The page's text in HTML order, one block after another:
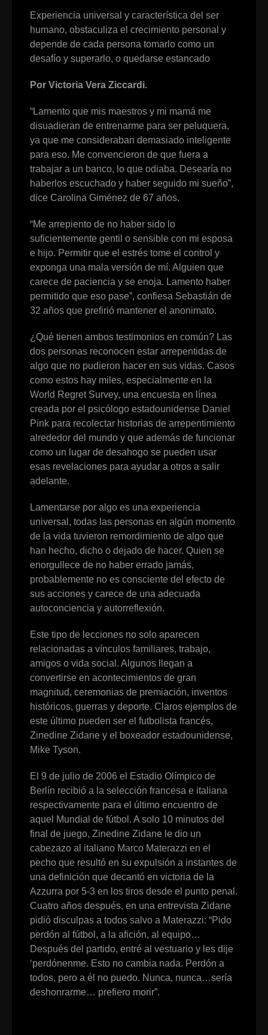
Experiencia universal y característica del ser
humano, obstaculiza el crecimiento personal y
depende de cada persona tomarlo como un
desafío y superarlo, o quedarse estancado
Por Victoria Vera Ziccardi.
“Lamento que mis maestros y mi mamá me
disuadieran de entrenarme para ser peluquera,
ya que me consideraban demasiado inteligente
para eso. Me convencieron de que fuera a
trabajar a un banco, lo que odiaba. Desearía no
haberlos escuchado y haber seguido mi sueño”,
dice Carolina Giménez de 67 años.
“Me arrepiento de no haber sido lo
suficientemente gentil o sensible con mi esposa
e hijo. Permitir que el estrés tome el control y
exponga una mala versión de mí. Alguien que
carece de paciencia y se enoja. Lamento haber
permitido que eso pase”, confiesa Sebastián de
32 años que prefirió mantener el anonimato.
¿Qué tienen ambos testimonios en común? Las
dos personas reconocen estar arrepentidas de
algo que no pudieron hacer en sus vidas. Casos
como estos hay miles, especialmente en la
World Regret Survey, una encuesta en línea
creada por el psicólogo estadounidense Daniel
Pink para recolectar historias de arrepentimiento
alrededor del mundo y que además de funcionar
como un lugar de desahogo se pueden usar
esas revelaciones para ayudar a otros a salir
adelante.
Lamentarse por algo es una experiencia
universal, todas las personas en algún momento
de la vida tuvieron remordimiento de algo que
han hecho, dicho o dejado de hacer. Quien se
enorgullece de no haber errado jamás,
probablemente no es consciente del efecto de
sus acciones y carece de una adecuada
autoconciencia y autorreflexión.
Este tipo de lecciones no solo aparecen
relacionadas a vínculos familiares, trabajo,
amigos o vida social. Algunos llegan a
convertirse en acontecimientos de gran
magnitud, ceremonias de premiación, inventos
históricos, guerras y deporte. Claros ejemplos de
este último pueden ser el futbolista francés,
Zinedine Zidane y el boxeador estadounidense,
Mike Tyson.
El 9 de julio de 2006 el Estadio Olímpico de
Berlín recibió a la selección francesa e italiana
respectivamente para el último encuentro de
aquel Mundial de fútbol. A solo 10 minutos del
final de juego, Zinedine Zidane le dio un
cabezazo al italiano Marco Materazzi en el
pecho que resultó en su expulsión a instantes de
una definición que decantó en victoria de la
Azzurra por 5-3 en los tiros desde el punto penal.
Cuatro años después, en una entrevista Zidane
pidió disculpas a todos salvo a Materazzi: “Pido
perdón al fútbol, a la afición, al equipo…
Después del partido, entré al vestuario y les dije
‘perdónenme. Esto no cambia nada. Perdón a
todos, pero a él no puedo. Nunca, nunca…sería
deshonrarme… prefiero morir”.